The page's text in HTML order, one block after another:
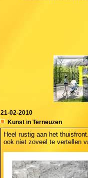
21-02-2010
Kunst in Terneuzen
Heel rustig aan het
ook niet zoveel te vertellen